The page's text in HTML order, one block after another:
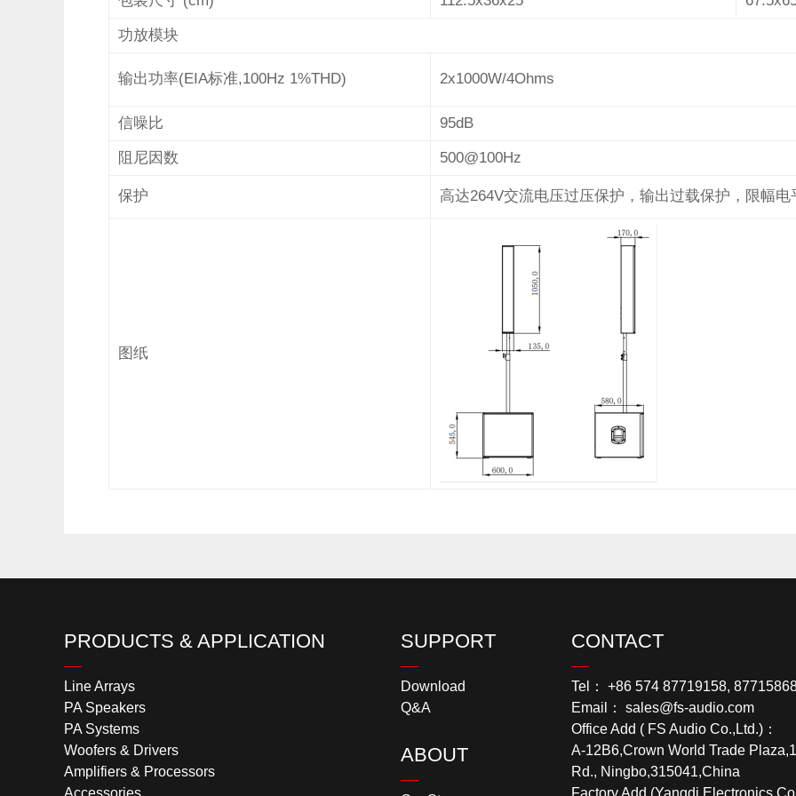
功放模块
输出功率(EIA标准,100Hz 1%THD) 2x1000W/4Ohms
信噪比 95dB
阻尼因数 500@100Hz
保护 高达264V交流电压过压保护，输出过载保护，限幅电
图纸
PRODUCTS & APPLICATION
Line Arrays
PA Speakers
PA Systems
Woofers & Drivers
Amplifiers & Processors
Accessories
SUPPORT
Download
Q&A
ABOUT
CONTACT
Tel： +86 574 87719158,
Email： sales@fs-audio.com
Office Add ( FS Audio Co.,Ltd.)：
A-12B6,Crown World Trade
Rd., Ningbo,315041,China
Factory Add (Yangdi Electronics